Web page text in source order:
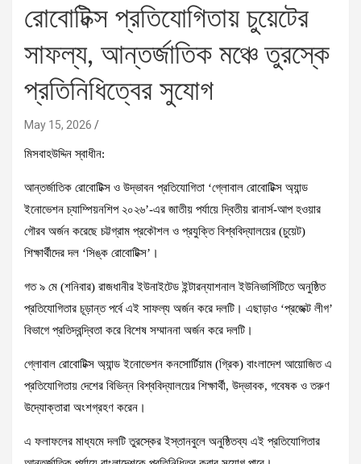
রোবোটিক্স প্রতিযোগিতায় চুয়েটের
সাফল্য, আন্তর্জাতিক মঞ্চে তুরস্কে
প্রতিনিধিত্বের সুযোগ
May 15, 2026
মিসবাহউদ্দিন স্বাধীন:
আন্তর্জাতিক রোবোটিক্স ও উদ্ভাবন প্রতিযোগিতা ‘গ্লোবাল রোবোটিক্স অ্যান্ড
ইনোভেশন চ্যাম্পিয়নশিপ ২০২৬’-এর জাতীয় পর্যায়ে দ্বিতীয় রানার্স-আপ হওয়ার
গৌরব অর্জন করেছে চট্টগ্রাম প্রকৌশল ও প্রযুক্তি বিশ্ববিদ্যালয়ের (চুয়েট)
শিক্ষার্থীদের দল ‘সিঙ্ক রোবোটিক্স’।
গত ৯ মে (শনিবার) রাজধানীর ইউনাইটেড ইন্টারন্যাশনাল ইউনিভার্সিটিতে অনুষ্ঠিত
প্রতিযোগিতার চূড়ান্ত পর্বে এই সাফল্য অর্জন করে দলটি। এছাড়াও ‘প্রজেক্ট লীগ’
বিভাগে প্রতিদ্বন্দ্বিতা করে বিশেষ সম্মাননা অর্জন করে দলটি।
গ্লোবাল রোবোটিক্স অ্যান্ড ইনোভেশন কনসোর্টিয়াম (গ্রিক) বাংলাদেশ আয়োজিত এ
প্রতিযোগিতায় দেশের বিভিন্ন বিশ্ববিদ্যালয়ের শিক্ষার্থী, উদ্ভাবক, গবেষক ও তরুণ
উদ্যোক্তারা অংশগ্রহণ করেন।
এ ফলাফলের মাধ্যমে দলটি তুরস্কের ইস্তানবুলে অনুষ্ঠিতব্য এই প্রতিযোগিতার